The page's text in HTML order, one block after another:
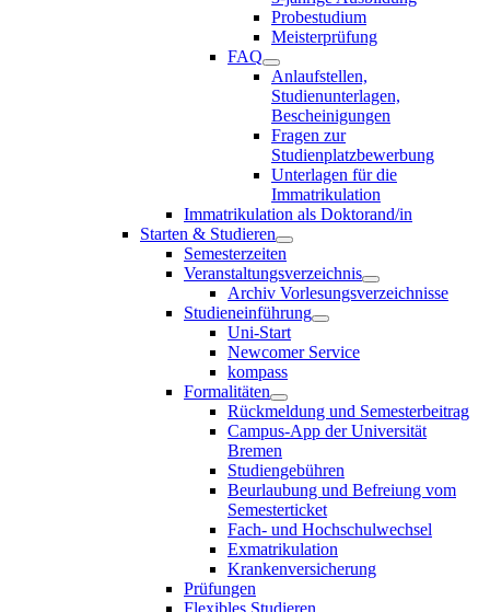
Probestudium
Meisterprüfung
FAQ
Anlaufstellen,
Studienunterlagen,
Bescheinigungen
Fragen zur
Studienplatzbewerbung
Unterlagen für die
Immatrikulation
Immatrikulation als Doktorand/in
Starten & Studieren
Semesterzeiten
Veranstaltungsverzeichnis
Archiv Vorlesungsverzeichnisse
Studieneinführung
Uni-Start
Newcomer Service
kompass
Formalitäten
Rückmeldung und Semesterbeitrag
Campus-App der Universität
Bremen
Studiengebühren
Beurlaubung und Befreiung vom
Semesterticket
Fach- und Hochschulwechsel
Exmatrikulation
Krankenversicherung
Prüfungen
Flexibles Studieren